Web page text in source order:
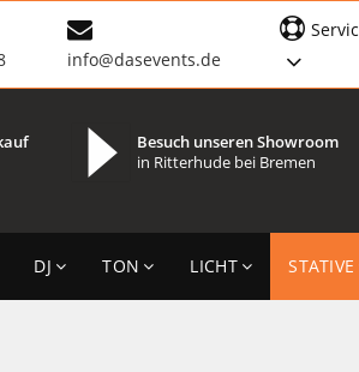
info@dasevents.de
Besuch unseren Showroom
in Ritterhude bei Bremen
DJ TON LICHT STATIVE